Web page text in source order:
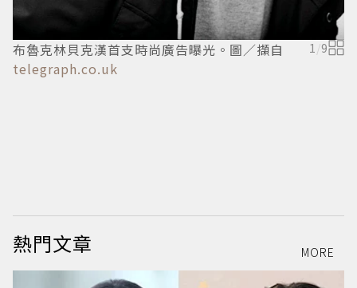
布魯克林貝克漢首支時尚廣告曝光。圖／擷自
telegraph.co.uk
1/9
熱門文章 MORE